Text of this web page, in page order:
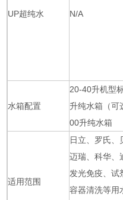
UP超纯水 N/A
水箱配置
20-40升机型
升纯水箱（可
00升纯水箱
适用范围
日立、罗氏、
迈瑞、科华、
发光免疫、试
容器清洗等用